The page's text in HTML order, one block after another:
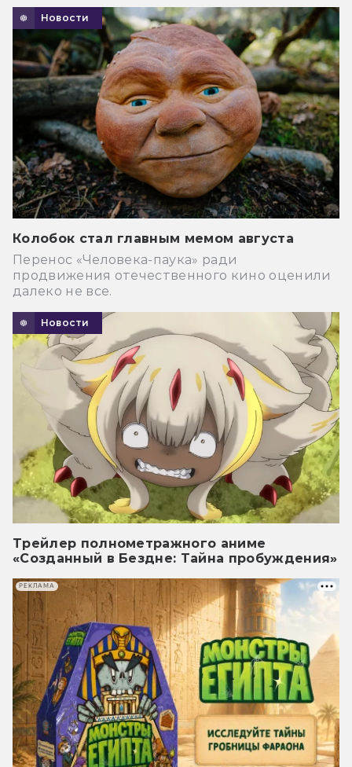
Новости
Колобок стал главным мемом августа
Перенос «Человека-паука» ради
продвижения отечественного кино оценили
далеко не все.
Новости
Трейлер полнометражного аниме
«Созданный в Бездне: Тайна пробуждения»
РЕКЛАМА